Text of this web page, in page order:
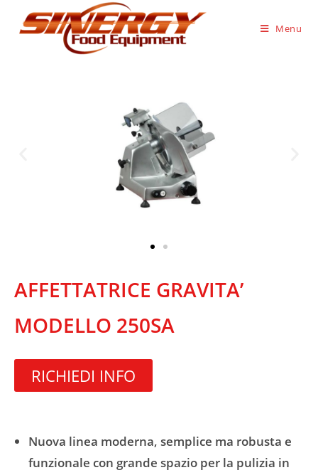
Menu
AFFETTATRICE GRAVITA’
MODELLO 250SA
RICHIEDI INFO
Nuova linea moderna, semplice ma robusta e
funzionale con grande spazio per la pulizia in